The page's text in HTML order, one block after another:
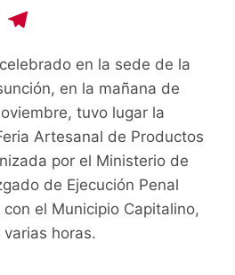
C
e
gr
a
m
en la sede de la
en la mañana de
tuvo lugar la
Artesanal de Productos
por el Ministerio de
de Ejecución Penal
el Municipio Capitalino,
horas.